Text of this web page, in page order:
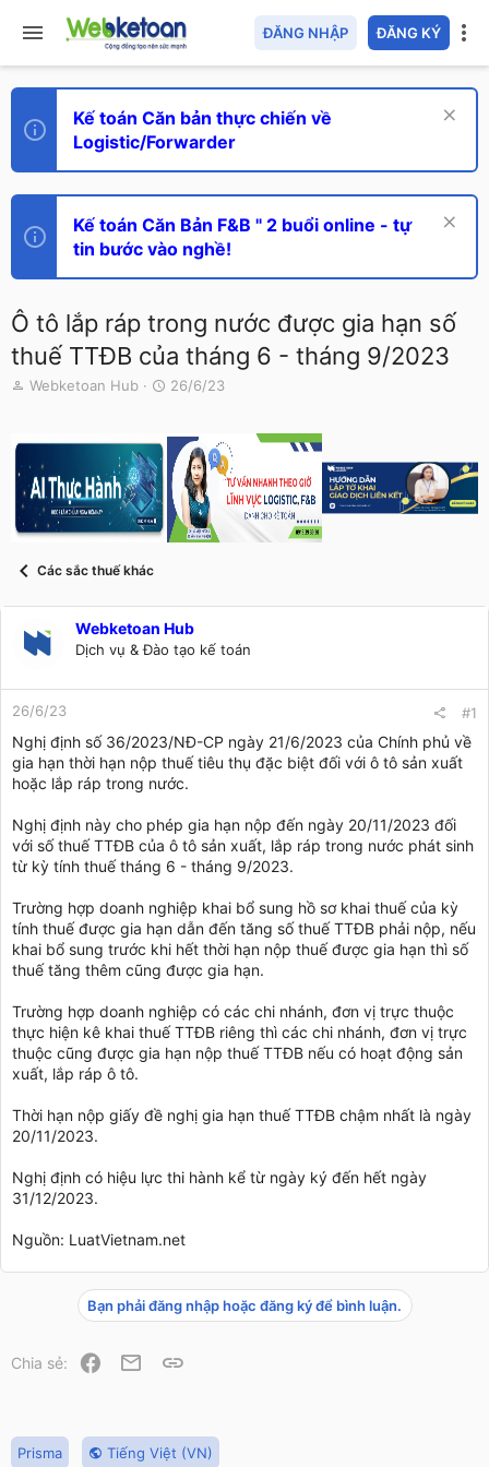
ĐĂNG NHẬP ĐĂNG KÝ
Kế toán Căn bản thực chiến về
Logistic/Forwarder
Kế toán Căn Bản F&B " 2 buổi online - tự
tin bước vào nghề!
Ô tô lắp ráp trong nước được gia hạn số
thuế TTĐB của tháng 6 - tháng 9/2023
T
e
a
d
s
a
Webketoan Hub
N
g
ử
26/6/23
Các sắc thuế khác
Webketoan Hub
Dịch vụ & Đào tạo kế toán
26/6/23 #1
Nghị định số 36/2023/NĐ-CP ngày 21/6/2023 của Chính phủ về
gia hạn thời hạn nộp thuế tiêu thụ đặc biệt đối với ô tô sản xuất
hoặc lắp ráp trong nước.
Nghị định này cho phép gia hạn nộp đến ngày 20/11/2023 đối
với số thuế TTĐB của ô tô sản xuất, lắp ráp trong nước phát sinh
từ kỳ tính thuế tháng 6 - tháng 9/2023.
Trường hợp doanh nghiệp khai bổ sung hồ sơ khai thuế của kỳ
tính thuế được gia hạn dẫn đến tăng số thuế TTĐB phải nộp, nếu
khai bổ sung trước khi hết thời hạn nộp thuế được gia hạn thì số
thuế tăng thêm cũng được gia hạn.
Trường hợp doanh nghiệp có các chi nhánh, đơn vị trực thuộc
thực hiện kê khai thuế TTĐB riêng thì các chi nhánh, đơn vị trực
thuộc cũng được gia hạn nộp thuế TTĐB nếu có hoạt động sản
xuất, lắp ráp ô tô.
Thời hạn nộp giấy đề nghị gia hạn thuế TTĐB chậm nhất là ngày
20/11/2023.
Nghị định có hiệu lực thi hành kể từ ngày ký đến hết ngày
31/12/2023.
Nguồn: LuatVietnam.net
Bạn phải đăng nhập hoặc đăng ký để bình luận.
Chia sẻ: Facebook
Email
Prisma Tiếng Việt (VN)